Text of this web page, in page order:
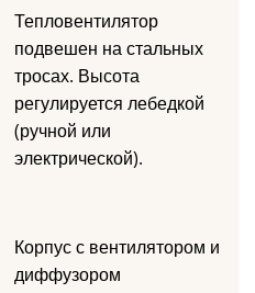
Тепловентилятор
подвешен на стальных
тросах. Высота
регулируется лебедкой
(ручной или
электрической).
Корпус с вентилятором и
диффузором